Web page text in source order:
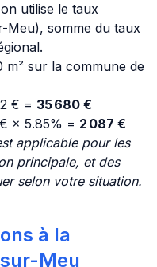
utilise le taux
Meu), somme du taux
m² sur la commune de
€ = 35 680 €
× 5.85% = 2 087 €
applicable pour les
principale, et des
selon votre situation.
à la
Meu